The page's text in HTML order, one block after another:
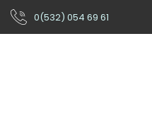
0(532) 054 69 61